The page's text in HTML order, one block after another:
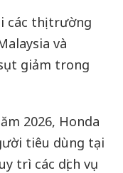
các thị trường
và
giảm trong
2026, Honda
tiêu dùng tại
trì các dịch vụ